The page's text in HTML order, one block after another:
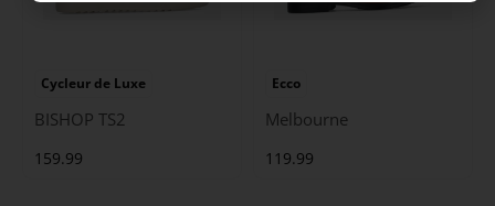
Cycleur de Luxe
BISHOP TS2
159.99
Ecco
Melbourne
119.99